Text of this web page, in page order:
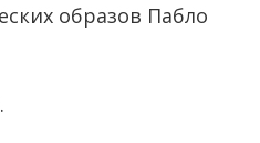
образов Пабло